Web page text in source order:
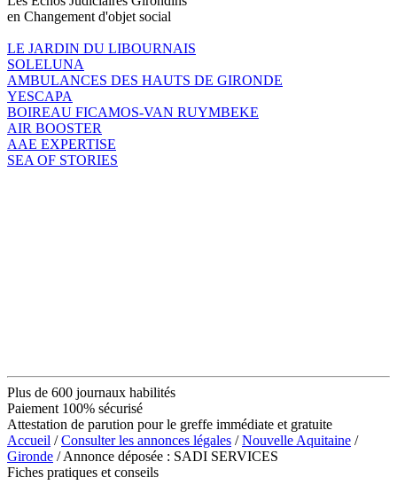
en Changement d'objet social
LE JARDIN DU LIBOURNAIS
SOLELUNA
AMBULANCES DES HAUTS DE GIRONDE
YESCAPA
BOIREAU FICAMOS-VAN RUYMBEKE
AIR BOOSTER
AAE EXPERTISE
SEA OF STORIES
Plus de 600 journaux habilités
Paiement 100% sécurisé
Attestation de parution pour le greffe immédiate et gratuite
Accueil /Consulter les annonces légales /Nouvelle Aquitaine /
Gironde / Annonce déposée : SADI SERVICES
Fiches pratiques et conseils